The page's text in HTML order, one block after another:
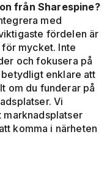
från Sharespine?
med
fördelen är
mycket. Inte
och fokusera på
enklare att
om du funderar på
Vi
komma i närheten